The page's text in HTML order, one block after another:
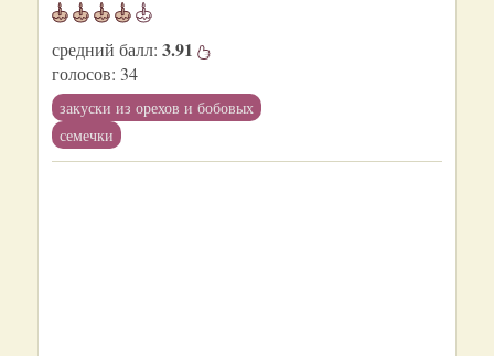
средний балл: 3.91
голосов: 34
закуски из орехов и бобовых
семечки